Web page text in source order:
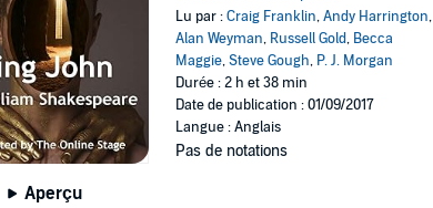
Aperçu
Lu par :Craig Franklin,Andy Harrington,
Alan Weyman, Russell Gold, Becca
Maggie,Steve Gough, P. J. Morgan
Durée : 2 h et 38 min
Date de publication : 01/09/2017
Langue : Anglais
Pas de notations